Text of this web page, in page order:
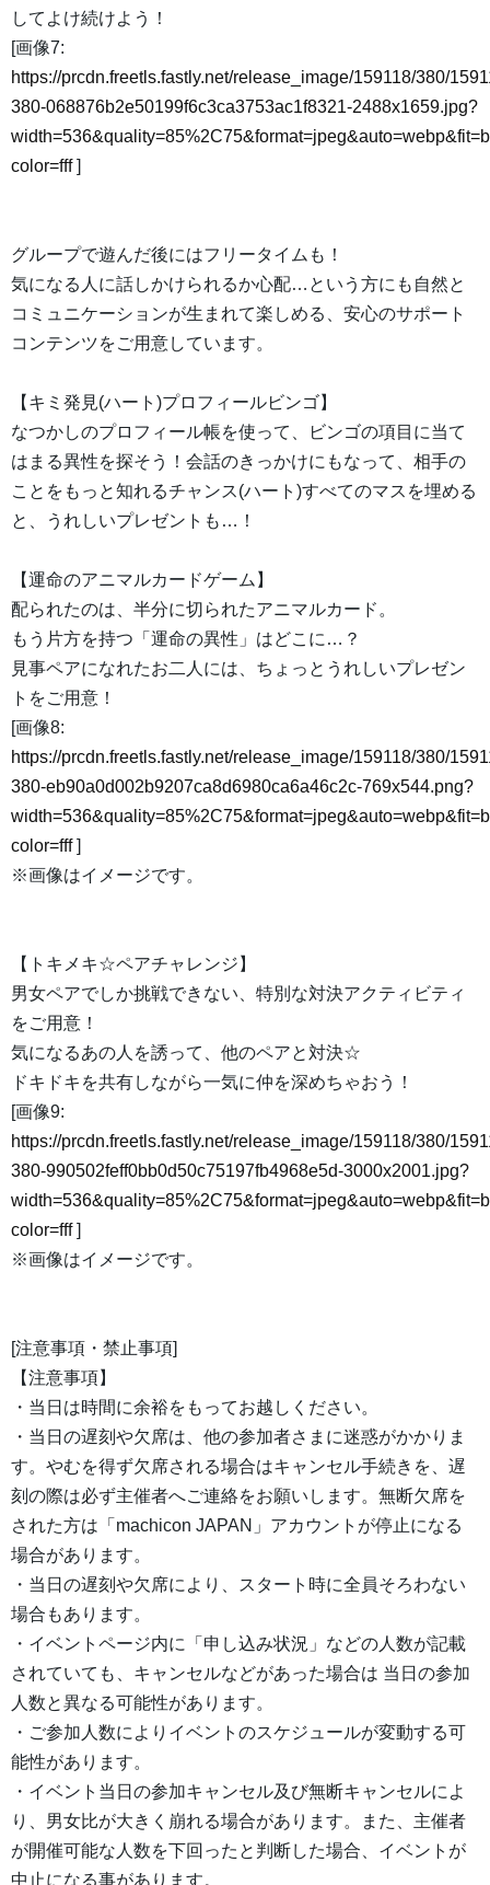
してよけ続けよう！
[画像7:
https://prcdn.freetls.fastly.net/release_image/159118/380/
380-068876b2e50199f6c3ca3753ac1f8321-2488x1659.jpg?
color=fff]
グループで遊んだ後にはフリータイムも！
気になる人に話しかけられるか心配…という方にも自然と
コミュニケーションが生まれて楽しめる、安心のサポート
コンテンツをご用意しています。
【キミ発見(ハート)プロフィールビンゴ】
なつかしのプロフィール帳を使って、ビンゴの項目に当て
はまる異性を探そう！会話のきっかけにもなって、相手の
ことをもっと知れるチャンス(ハート)すべてのマスを埋める
と、うれしいプレゼントも…！
【運命のアニマルカードゲーム】
配られたのは、半分に切られたアニマルカード。
もう片方を持つ「運命の異性」はどこに…？
見事ペアになれたお二人には、ちょっとうれしいプレゼン
トをご用意！
[画像8:
https://prcdn.freetls.fastly.net/release_image/159118/380/
380-eb90a0d002b9207ca8d6980ca6a46c2c-769x544.png?
color=fff]
※画像はイメージです。
【トキメキ☆ペアチャレンジ】
男女ペアでしか挑戦できない、特別な対決アクティビティ
をご用意！
気になるあの人を誘って、他のペアと対決☆
ドキドキを共有しながら一気に仲を深めちゃおう！
[画像9:
https://prcdn.freetls.fastly.net/release_image/159118/380/
380-990502feff0bb0d50c75197fb4968e5d-3000x2001.jpg?
color=fff]
※画像はイメージです。
[注意事項・禁止事項]
【注意事項】
・当日は時間に余裕をもってお越しください。
・当日の遅刻や欠席は、他の参加者さまに迷惑がかかりま
す。やむを得ず欠席される場合はキャンセル手続きを、遅
刻の際は必ず主催者へご連絡をお願いします。無断欠席を
された方は「machicon JAPAN」アカウントが停止になる
場合があります。
・当日の遅刻や欠席により、スタート時に全員そろわない
場合もあります。
・イベントページ内に「申し込み状況」などの人数が記載
されていても、キャンセルなどがあった場合は 当日の参加
人数と異なる可能性があります。
・ご参加人数によりイベントのスケジュールが変動する可
能性があります。
・イベント当日の参加キャンセル及び無断キャンセルによ
り、男女比が大きく崩れる場合があります。また、主催者
が開催可能な人数を下回ったと判断した場合、イベントが
中止になる事があります。